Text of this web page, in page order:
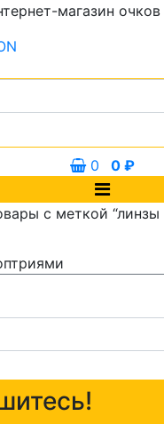
магазин
0 0 ₽
с меткой